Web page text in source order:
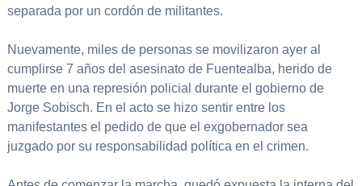
separada por un cordón de militantes.
Nuevamente, miles de personas se movilizaron ayer al
cumplirse 7 años del asesinato de Fuentealba, herido de
muerte en una represión policial durante el gobierno de
Jorge Sobisch. En el acto se hizo sentir entre los
manifestantes el pedido de que el exgobernador sea
juzgado por su responsabilidad política en el crimen.